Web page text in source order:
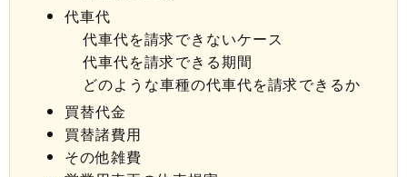
代車代
代車代を請求できないケース
代車代を請求できる期間
どのような車種の代車代を請求できるか
買替代金
買替諸費用
その他雑費